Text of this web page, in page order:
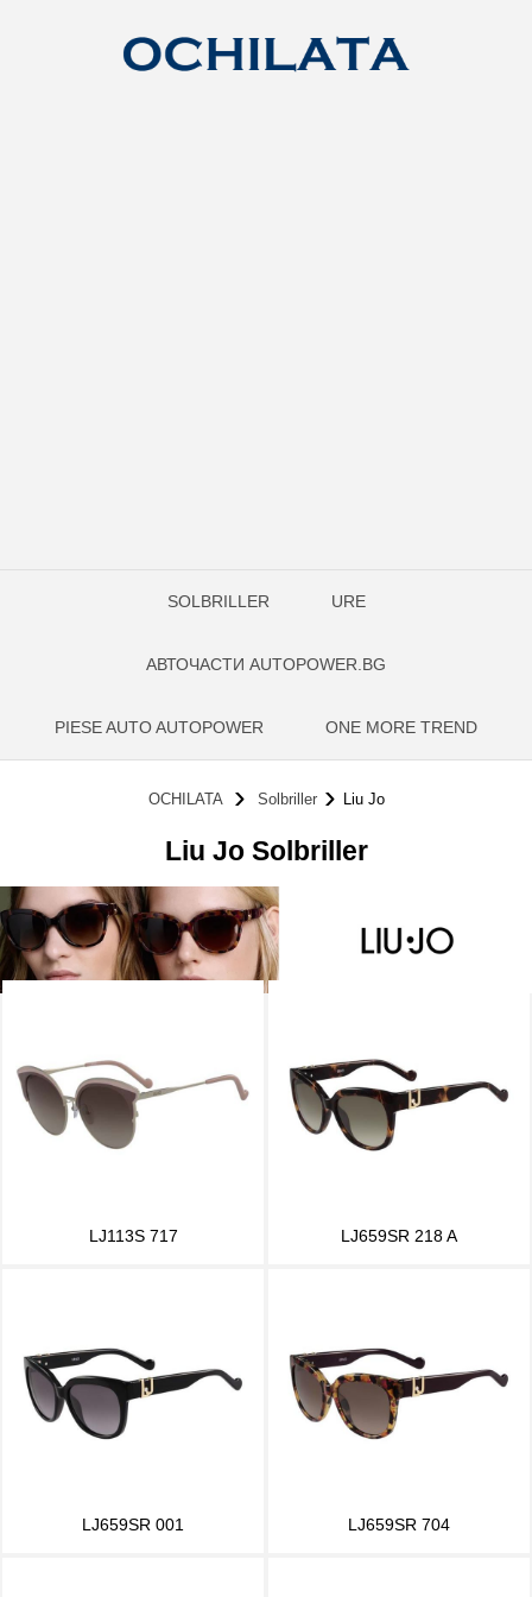
SOLBRILLER URE
АВТОЧАСТИ AUTOPOWER.BG
PIESE AUTO AUTOPOWER ONE MORE TREND
OCHILATA Solbriller Liu Jo
Liu Jo Solbriller
LJ113S 717 LJ659SR 218 A
LJ659SR 001 LJ659SR 704